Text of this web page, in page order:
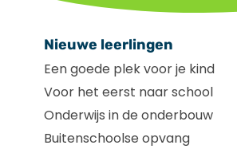
Nieuwe leerlingen
Een goede plek voor je kind
Voor het eerst naar school
Onderwijs in de onderbouw
Buitenschoolse opvang